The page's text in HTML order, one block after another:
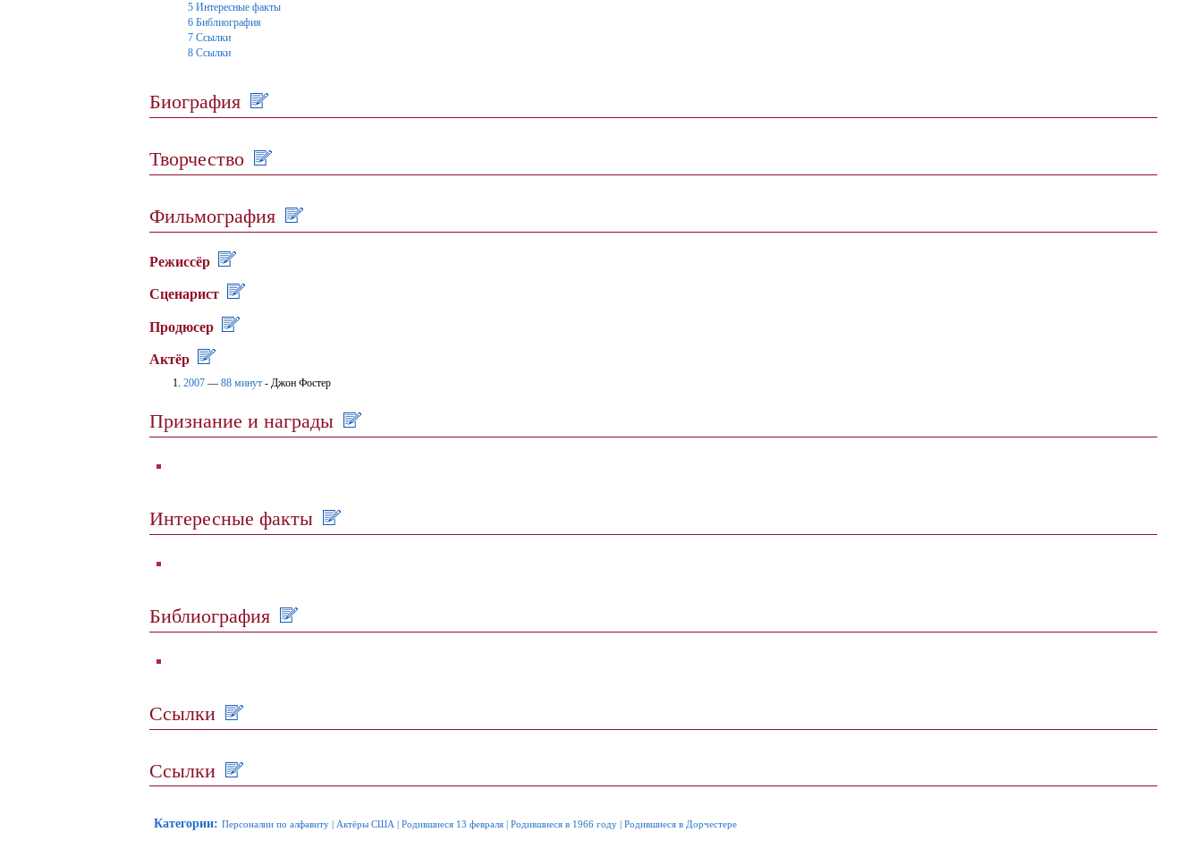
5 Интересные факты
6 Библиография
7 Ссылки
8 Ссылки
Биография
Творчество
Фильмография
Режиcсёр
Сценарист
Продюсер
Актёр
2007 —88 минут - Джон Фостер
Признание и награды
Интересные факты
Библиография
Ссылки
Ссылки
Категории: Персоналии по алфавиту | Актёры США | Родившиеся 13 февраля | Родившиеся в 1966 году | Родившиеся в Дорчестере